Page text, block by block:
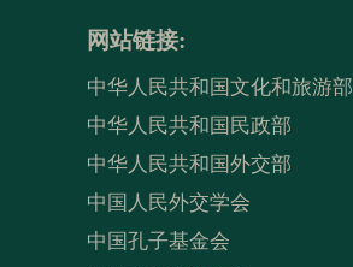
网站链接:
中华人民共和国文化和旅游部
中华人民共和国民政部
中华人民共和国外交部
中国人民外交学会
中国孔子基金会